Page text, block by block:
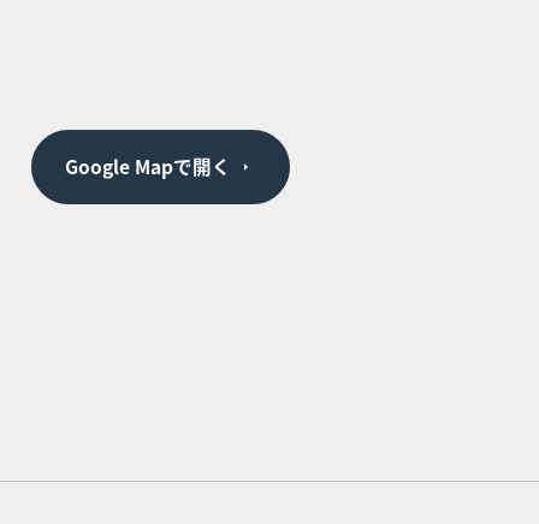
Google Mapで開く